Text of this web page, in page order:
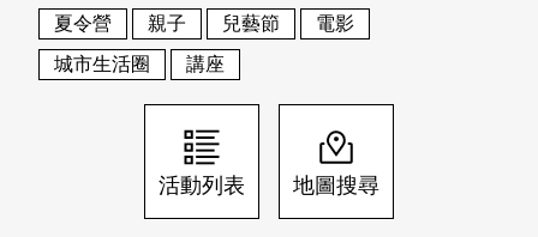
地圖搜尋
關於我們
刊物索取地點
會員基本資料
刊登活動
網站導覽 English
日本語 登入/註冊
夏令營
親子 兒藝節
電影
城市生活圈
講座
活動列表 地圖搜尋